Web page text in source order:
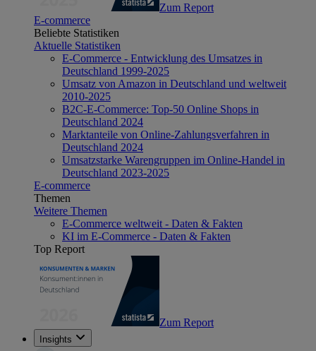
Zum Report
E-commerce
Beliebte Statistiken
Aktuelle Statistiken
E-Commerce - Entwicklung des Umsatzes in
Deutschland 1999-2025
Umsatz von Amazon in Deutschland und weltweit
2010-2025
B2C-E-Commerce: Top-50 Online Shops in
Deutschland 2024
Marktanteile von Online-Zahlungsverfahren in
Deutschland 2024
Umsatzstarke Warengruppen im Online-Handel in
Deutschland 2023-2025
E-commerce
Themen
Weitere Themen
E-Commerce weltweit - Daten & Fakten
KI im E-Commerce - Daten & Fakten
Top Report
Zum Report
Insights